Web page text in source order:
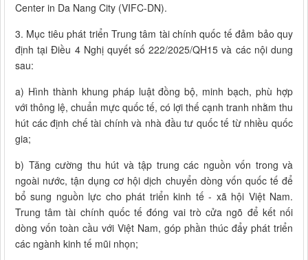
Center in Da Nang City (VIFC-DN).
3. Mục tiêu phát triển Trung tâm tài chính quốc tế đảm bảo quy
định tại Điều 4 Nghị quyết số 222/2025/QH15 và các nội dung
sau:
a) Hình thành khung pháp luật đồng bộ, minh bạch, phù hợp
với thông lệ, chuẩn mực quốc tế, có lợi thế cạnh tranh nhằm thu
hút các định chế tài chính và nhà đầu tư quốc tế từ nhiều quốc
gia;
b) Tăng cường thu hút và tập trung các nguồn vốn trong và
ngoài nước, tận dụng cơ hội dịch chuyển dòng vốn quốc tế để
bổ sung nguồn lực cho phát triển kinh tế - xã hội Việt Nam.
Trung tâm tài chính quốc tế đóng vai trò cửa ngõ để kết nối
dòng vốn toàn cầu với Việt Nam, góp phần thúc đẩy phát triển
các ngành kinh tế mũi nhọn;